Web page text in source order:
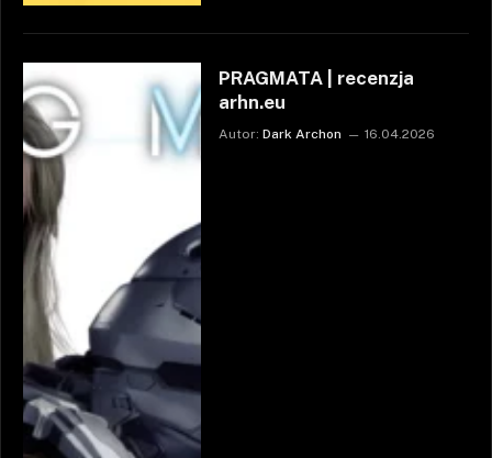
PRAGMATA | recenzja
arhn.eu
Autor: Dark Archon 16.04.2026